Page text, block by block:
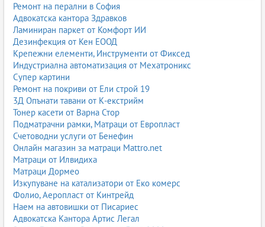
Ремонт на перални в София
Адвокатска кантора Здравков
Ламиниран паркет от Комфорт ИИ
Дезинфекция от Кен ЕООД
Крепежни елементи, Инструменти от Фиксед
Индустриална автоматизация от Мехатроникс
Супер картини
Ремонт на покриви от Ели строй 19
3Д Опънати тавани от К-екстрийм
Тонер касети от Варна Стор
Подматрачни рамки, Матраци от Европласт
Счетоводни услуги от Бенефин
Онлайн магазин за матраци Mattro.net
Матраци от Илвидиха
Матраци Дормео
Изкупуване на катализатори от Еко комерс
Фолио, Аеропласт от Кинтрейд
Наем на автовишки от Писариес
Адвокатска Кантора Артис Легал